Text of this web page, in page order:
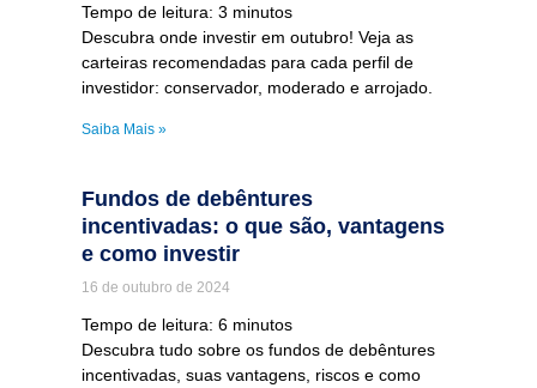
Tempo de leitura: 3 minutos
Descubra onde investir em outubro! Veja as
carteiras recomendadas para cada perfil de
investidor: conservador, moderado e arrojado.
Saiba Mais »
Fundos de debêntures
incentivadas: o que são, vantagens
e como investir
16 de outubro de 2024
Tempo de leitura: 6 minutos
Descubra tudo sobre os fundos de debêntures
incentivadas, suas vantagens, riscos e como